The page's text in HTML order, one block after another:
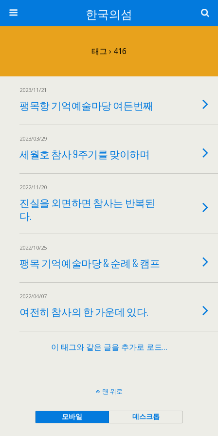
한국의섬
태그 › 416
2023/11/21
팽목항 기억예술마당 여든번째
2023/03/29
세월호 참사 9주기를 맞이하며
2022/11/20
진실을 외면하면 참사는 반복된
다.
2022/10/25
팽목 기억예술마당 & 순례 & 캠프
2022/04/07
여전히 참사의 한 가운데 있다.
이 태그와 같은 글을 추가로 로드…
맨 위로
모바일 데스크톱